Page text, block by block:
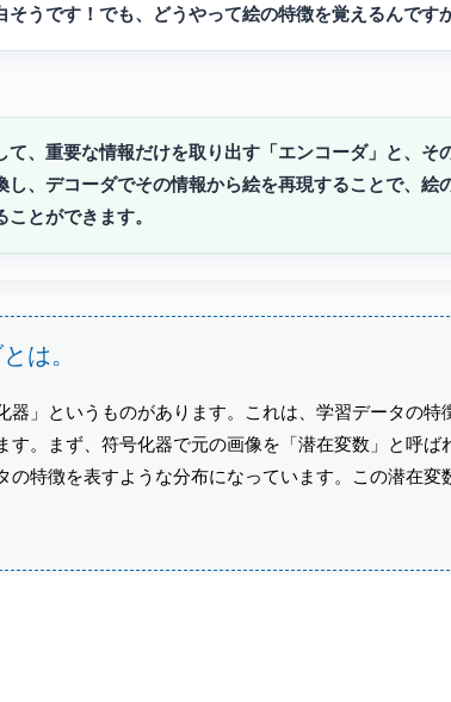
そうです！でも、どうやって絵の特徴を覚えるんです
て、重要な情報だけを取り出す「エンコーダ」と、
し、デコーダでその情報から絵を再現することで、
ことができます。
は。
器」というものがあります。これは、学習データの
す。まず、符号化器で元の画像を「潜在変数」と呼
の特徴を表すような分布になっています。この潜在